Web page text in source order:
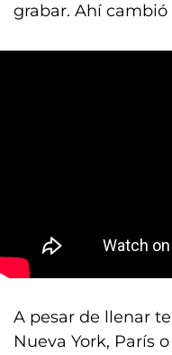
grabar. Ahí
A pesar de llenar
Nueva York, París